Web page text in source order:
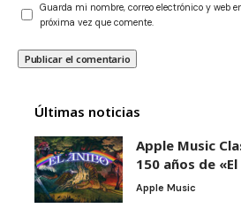
Guarda mi nombre, correo electrónico y web
próxima vez que comente.
Últimas noticias
Apple Music
150 años de
Apple Music